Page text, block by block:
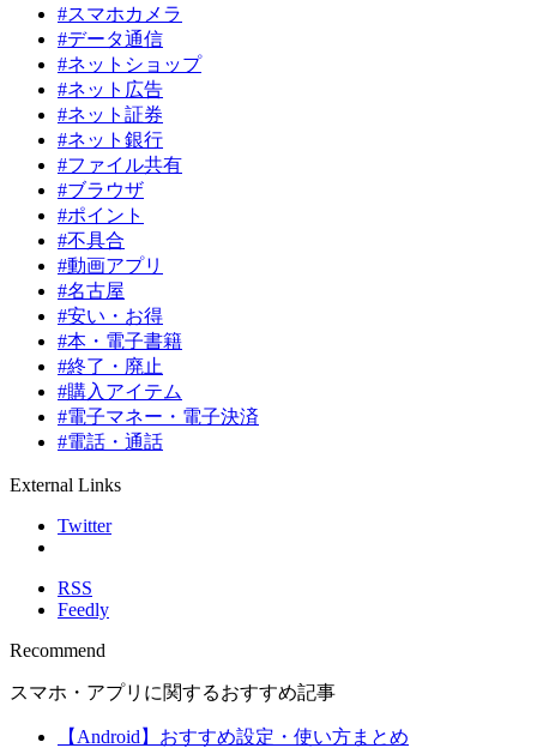
#スマホカメラ
#データ通信
#ネットショップ
#ネット広告
#ネット証券
#ネット銀行
#ファイル共有
#ブラウザ
#ポイント
#不具合
#動画アプリ
#名古屋
#安い・お得
#本・電子書籍
#終了・廃止
#購入アイテム
#電子マネー・電子決済
#電話・通話
External Links
Twitter
RSS
Feedly
Recommend
スマホ・アプリに関するおすすめ記事
【Android】おすすめ設定・使い方まとめ